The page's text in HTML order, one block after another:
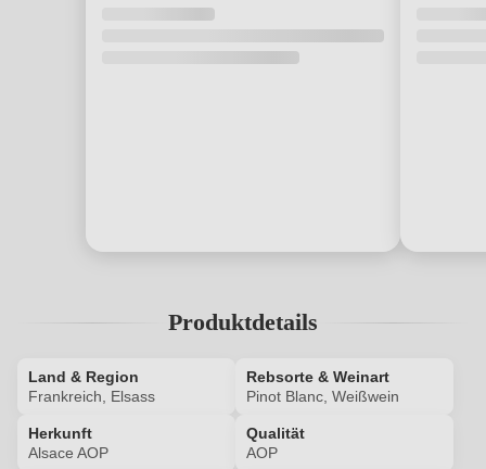
Produktdetails
Land & Region
Frankreich, Elsass
Rebsorte & Weinart
Pinot Blanc, Weißwein
Herkunft
Alsace AOP
Qualität
AOP